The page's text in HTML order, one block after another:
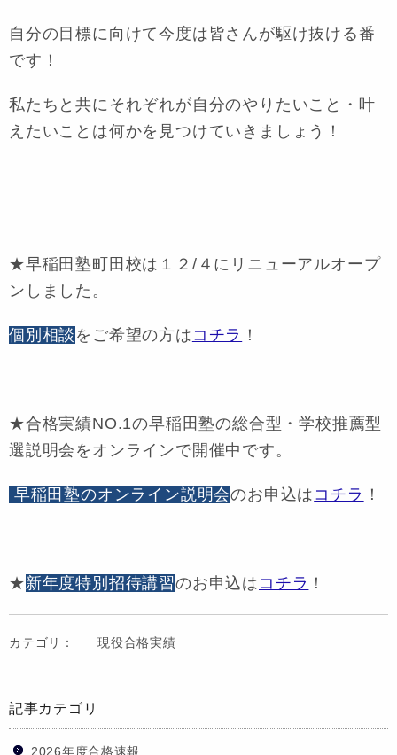
自分の目標に向けて今度は皆さんが駆け抜ける番
です！
私たちと共にそれぞれが自分のやりたいこと・叶
えたいことは何かを見つけていきましょう！
★早稲田塾町田校は１２/４にリニューアルオープ
ンしました 。
個別相談 をご希望の方は コチラ ！
★合格実績NO.1の早稲田塾の総合型・学校推薦型
選説明会をオンラインで開催中です。
早稲田塾のオンライン説明会のお申込は コチラ ！
★新年度特別招待講習のお申込は コチラ ！
カテゴリ： 現役合格実績
記事カテゴリ
2026年度合格速報